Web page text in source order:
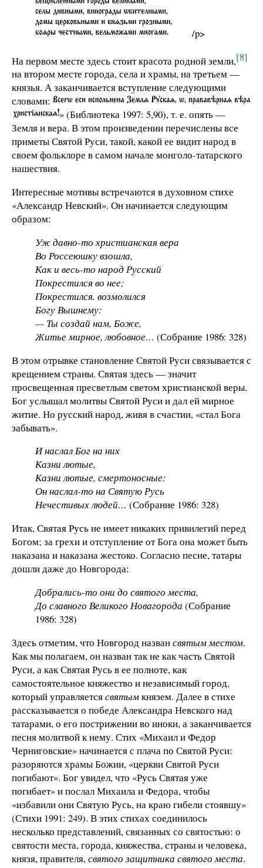
/p>
На первом месте здесь стоит красота родной земли,[8]
на втором месте города, села и храмы, на третьем —
князья. А заканчивается вступление следующими
словами:
» (Библиотека 1997: 5,90), т. е. опять —
Земля и вера. В этом произведении перечислены все
приметы Святой Руси, такой, какой ее видит народ в
своем фольклоре в самом начале монголо-татарского
нашествия.
Интересные мотивы встречаются в духовном стихе
«Александр Невский». Он начинается следующим
образом:
Уж давно-то христианская вера
Во Россеюшку взошла,
Как и весь-то народ Русский
Покрестился во нее;
Покрестился. возмолился
Богу Вышнему:
— Ты создай нам, Боже,
Житье мирное, любовное… (Собрание 1986: 328)
В этом отрывке становление Святой Руси связывается с
крещением страны. Святая здесь — значит
просвещенная пресветлым светом христианской веры.
Бог услышал молитвы Святой Руси и дал ей мирное
житие. Но русский народ, живя в счастии, «стал Бога
забывать».
И наслал Бог на них
Казни лютые,
Казни лютые, смертоносные:
Он наслал-то на Святую Русь
Нечестивых людей… (Собрание 1986: 328)
Итак, Святая Русь не имеет никаких привилегий перед
Богом; за грехи и отступление от Бога она может быть
наказана и наказана жестоко. Согласно песне, татары
дошли даже до Новгорода:
Добрались-то они до святого места,
До славного Великого Новагорода (Собрание
1986: 328)
Здесь отметим, что Новгород названсвятым местом.
Как мы полагаем, он назван так не как часть Святой
Руси, а как Святая Русь в ее полноте, как
самостоятельное княжество и независимый город,
который управляетсясвятымкнязем. Далее в стихе
рассказывается о победе Александра Невского над
татарами, о его пострижении во иноки, а заканчивается
песня молитвой к нему. Стих «Михаил и Федор
Черниговские» начинается с плача по Святой Руси:
разоряются храмы Божии, «церкви Святой Руси
погибают». Бог увидел, что «Русь Святая уже
погибает» и послал Михаила и Федора, чтобы
«избавили они Святую Русь, на краю гибели стоявшу»
(Стихи 1991: 249). В этих стихах соединилось
несколько представлений, связанных со святостью: о
святости места, города, княжества, страны и человека,
князя, правителя,святого защитника святого места.